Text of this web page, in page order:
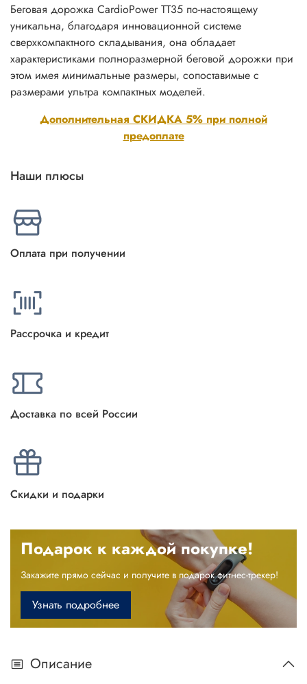
Дополнительная СКИДКА 5% при полной
предоплате
Беговая дорожка CardioPower TT35 по-настоящему
уникальна, благодаря инновационной системе
сверхкомпактного складывания, она обладает
характеристиками полноразмерной беговой дорожки при
этом имея минимальные размеры, сопоставимые с
размерами ультра компактных моделей.
Наши плюсы
Оплата при получении
Рассрочка и кредит
Доставка по всей России
Скидки и подарки
Подарок к каждой покупке!
Закажите прямо сейчас и получите в подарок фитнес-трекер!
Узнать подробнее
Описание